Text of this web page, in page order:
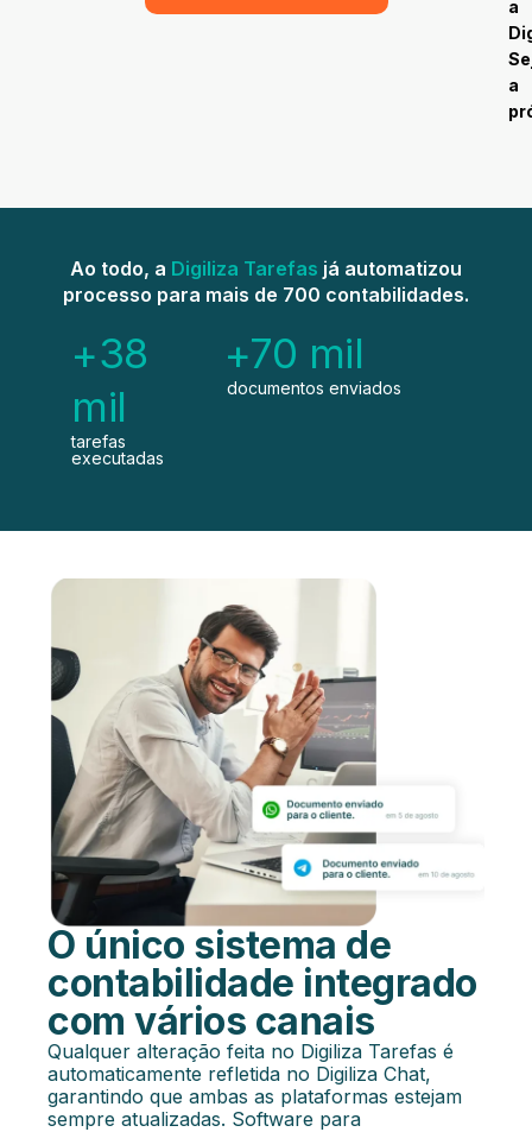
a
a
Ao todo, a Digiliza Tarefas já automatizou
processo para mais de 700 contabilidades.
+38
mil
tarefas
executadas
+70 mil
documentos enviados
O único sistema de
contabilidade integrado
com vários canais
Qualquer alteração feita no Digiliza Tarefas é
automaticamente refletida no Digiliza Chat,
garantindo que ambas as plataformas estejam
sempre atualizadas. Software para